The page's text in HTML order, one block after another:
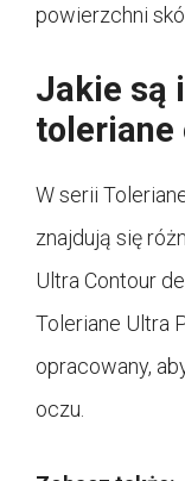
powierzchni
Jakie są
toleriane
W serii
znajdują się
Ultra Contour
Toleriane Ultra
opracowany,
oczu.